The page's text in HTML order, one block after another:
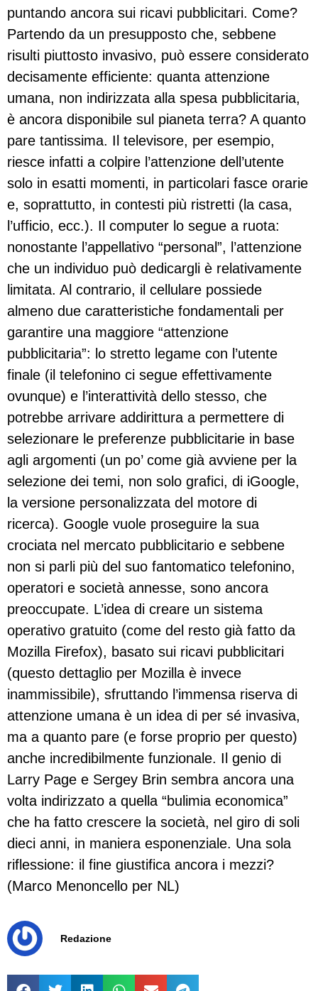
puntando ancora sui ricavi pubblicitari. Come?
Partendo da un presupposto che, sebbene
risulti piuttosto invasivo, può essere considerato
decisamente efficiente: quanta attenzione
umana, non indirizzata alla spesa pubblicitaria,
è ancora disponibile sul pianeta terra? A quanto
pare tantissima. Il televisore, per esempio,
riesce infatti a colpire l’attenzione dell’utente
solo in esatti momenti, in particolari fasce orarie
e, soprattutto, in contesti più ristretti (la casa,
l’ufficio, ecc.). Il computer lo segue a ruota:
nonostante l’appellativo “personal”, l’attenzione
che un individuo può dedicargli è relativamente
limitata. Al contrario, il cellulare possiede
almeno due caratteristiche fondamentali per
garantire una maggiore “attenzione
pubblicitaria”: lo stretto legame con l’utente
finale (il telefonino ci segue effettivamente
ovunque) e l’interattività dello stesso, che
potrebbe arrivare addirittura a permettere di
selezionare le preferenze pubblicitarie in base
agli argomenti (un po’ come già avviene per la
selezione dei temi, non solo grafici, di iGoogle,
la versione personalizzata del motore di
ricerca). Google vuole proseguire la sua
crociata nel mercato pubblicitario e sebbene
non si parli più del suo fantomatico telefonino,
operatori e società annesse, sono ancora
preoccupate. L’idea di creare un sistema
operativo gratuito (come del resto già fatto da
Mozilla Firefox), basato sui ricavi pubblicitari
(questo dettaglio per Mozilla è invece
inammissibile), sfruttando l’immensa riserva di
attenzione umana è un idea di per sé invasiva,
ma a quanto pare (e forse proprio per questo)
anche incredibilmente funzionale. Il genio di
Larry Page e Sergey Brin sembra ancora una
volta indirizzato a quella “bulimia economica”
che ha fatto crescere la società, nel giro di soli
dieci anni, in maniera esponenziale. Una sola
riflessione: il fine giustifica ancora i mezzi?
(Marco Menoncello per NL)
Redazione